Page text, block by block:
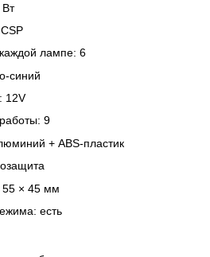
лампе: 6
синий
12V
9
+ ABS-пластик
× 45 мм
есть